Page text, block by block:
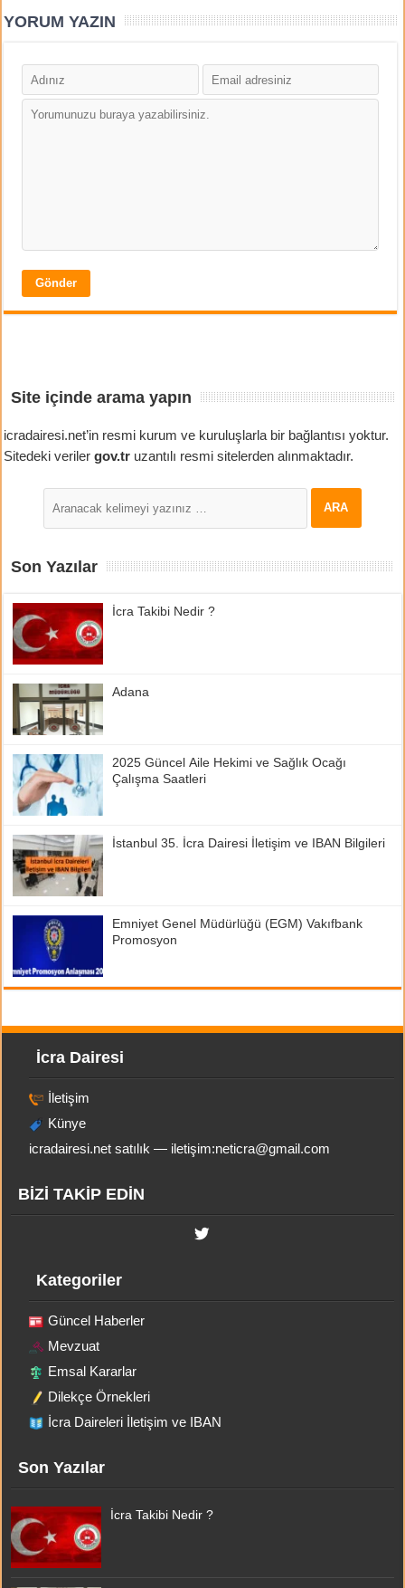
YORUM YAZIN
Site içinde arama yapın
icradairesi.net’in resmi kurum ve kuruluşlarla bir bağlantısı yoktur.
Sitedeki verilergov.tr uzantılı resmi sitelerden alınmaktadır.
Son Yazılar
İcra Takibi Nedir ?
Adana
2025 Güncel Aile Hekimi ve Sağlık Ocağı
Çalışma Saatleri
İstanbul 35. İcra Dairesi İletişim ve IBAN Bilgileri
Emniyet Genel Müdürlüğü (EGM) Vakıfbank
Promosyon
İcra Dairesi
İletişim
Künye
icradairesi.net satılık — iletişim:neticra@gmail.com
BİZİ TAKİP EDİN
Kategoriler
Güncel Haberler
Mevzuat
Emsal Kararlar
Dilekçe Örnekleri
İcra Daireleri İletişim ve IBAN
Son Yazılar
İcra Takibi Nedir ?